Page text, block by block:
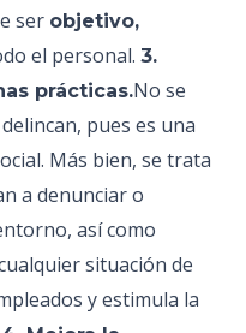
ser objetivo,
el personal. 3.
prácticas.No se
pues es una
Más bien, se trata
a denunciar o
así como
situación de
y estimula la